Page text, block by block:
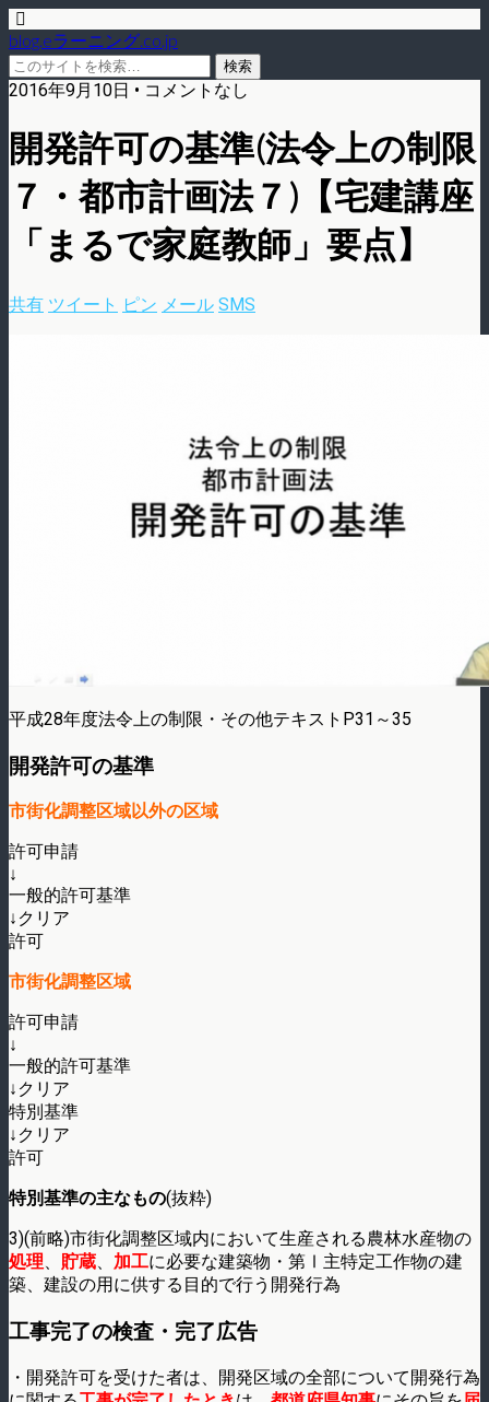
blog.eラーニング.co.jp
2016年9月10日 • コメントなし
開発許可の基準(法令上の制限
７・都市計画法７)【宅建講座
「まるで家庭教師」要点】
共有 ツイート ピン メール SMS
平成28年度法令上の制限・その他テキストP31～35
開発許可の基準
市街化調整区域以外の区域
許可申請
↓
一般的許可基準
↓クリア
許可
市街化調整区域
許可申請
↓
一般的許可基準
↓クリア
特別基準
↓クリア
許可
特別基準の主なもの(抜粋)
3)(前略)市街化調整区域内において生産される農林水産物の
処理、 貯蔵、 加工に必要な建築物・第Ⅰ主特定工作物の建
築、建設の用に供する目的で行う開発行為
工事完了の検査・完了広告
・開発許可を受けた者は、開発区域の全部について開発行為